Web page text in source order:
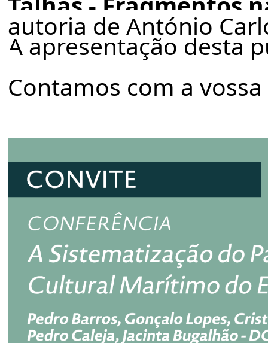
autoria de António
A apresentação desta
Contamos com a